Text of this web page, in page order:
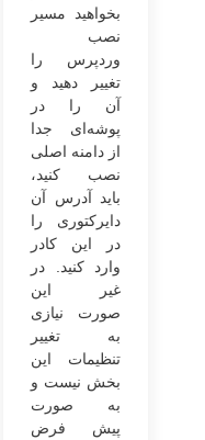
بخواهید مسیر
نصب
وردپرس را
تغییر دهید و
آن را در
پوشه‌ای جدا
از دامنه اصلی
نصب کنید،
باید آدرس آن
دایرکتوری را
در این کادر
وارد کنید. در
غیر این
صورت نیازی
به تغییر
تنظیمات این
بخش نیست و
به صورت
پیش فرض